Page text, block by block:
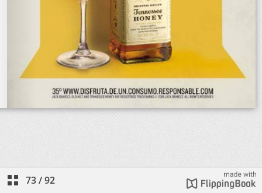
73/92